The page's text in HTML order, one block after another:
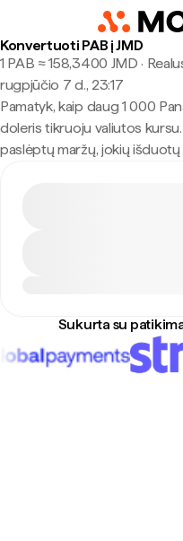
Konvertuoti PAB į JMD
1 PAB ≈ 158,3400 JMD ·
rugpjūčio 7 d., 23:17
Pamatyk, kaip daug 1 000
doleris tikruoju valiutos
paslėptų maržų, jokių išduotų
Sukurta su